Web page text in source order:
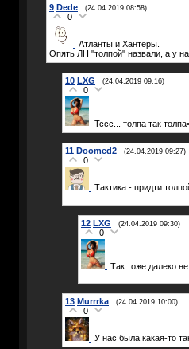
9 Dede (24.04.2019 08:58)
0
Атланты и Хантеры.
Опять ЛН "толпой" назвали, а у
10 LXG (24.04.2019 09:16)
0
Тссс... толпа так
11 Doomed2 (24.04.2019 09:27)
0
Тактика - придти
12 LXG (24.04.2019 09:30)
0
Так тоже далеко
13 Murrrka (24.04.2019 10:00)
0
У нас была какая-то